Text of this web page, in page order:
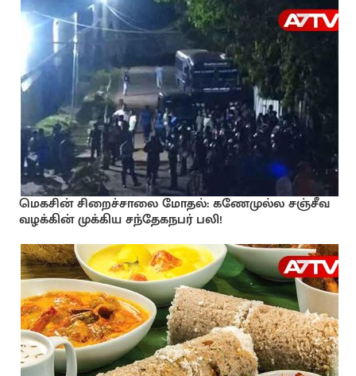
மெகசின் சிறைச்சாலை மோதல்: கணேமுல்ல சஞ்சீவ
வழக்கின் முக்கிய சந்தேகநபர் பலி!